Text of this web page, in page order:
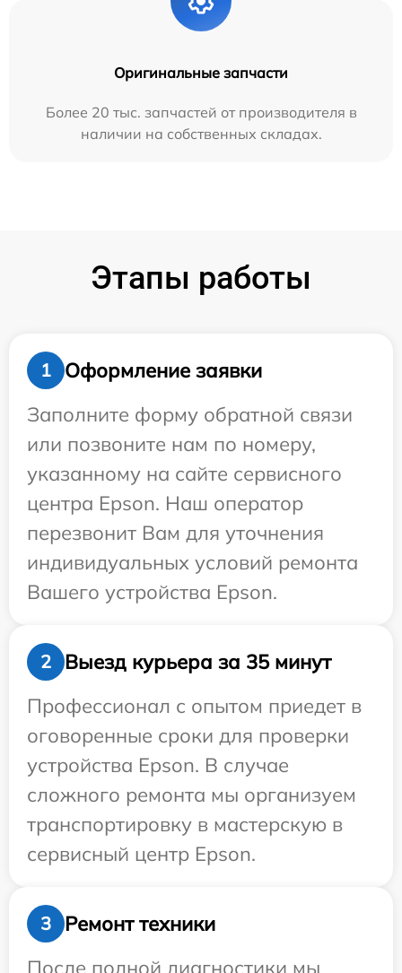
Оригинальные запчасти
Более 20 тыс. запчастей от производителя в
наличии на собственных складах.
Этапы работы
1
Оформление заявки
Заполните форму обратной связи
или позвоните нам по номеру,
указанному на сайте сервисного
центра Epson. Наш оператор
перезвонит Вам для уточнения
индивидуальных условий ремонта
Вашего устройства Epson.
2
Выезд курьера за 35 минут
Профессионал с опытом приедет в
оговоренные сроки для проверки
устройства Epson. В случае
сложного ремонта мы организуем
транспортировку в мастерскую в
сервисный центр Epson.
3
Ремонт техники
После полной диагностики мы